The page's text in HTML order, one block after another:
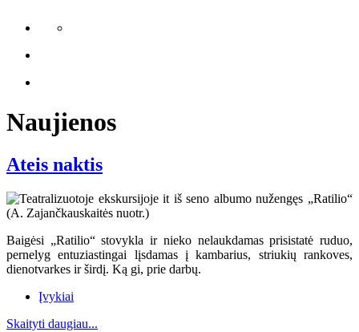
Naujienos
Ateis naktis
Baigėsi „Ratilio“ stovykla ir nieko nelaukdamas prisistatė ruduo,
pernelyg entuziastingai lįsdamas į kambarius, striukių rankoves,
dienotvarkes ir širdį. Ką gi, prie darbų.
Įvykiai
Skaityti daugiau...